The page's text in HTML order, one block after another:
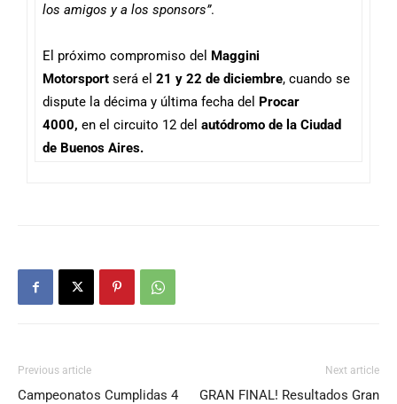
los amigos y a los sponsors”.
El próximo compromiso del Maggini
Motorsport será el 21 y 22 de diciembre, cuando se
dispute la décima y última fecha del Procar
4000, en el circuito 12 del autódromo de la Ciudad
de Buenos Aires.
Previous article
Campeonatos Cumplidas 4
Next article
GRAN FINAL! Resultados Gran